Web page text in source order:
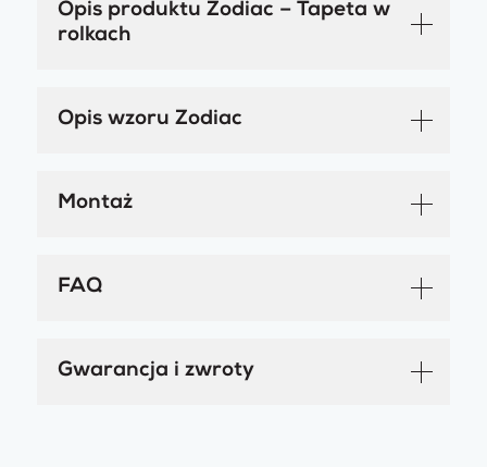
Opis produktu Zodiac – Tapeta w
rolkach
Opis wzoru Zodiac
Montaż
FAQ
Gwarancja i zwroty